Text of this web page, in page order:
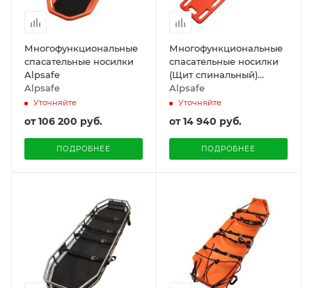
Многофункциональные
спасательные носилки
Alpsafe
Alpsafe
Уточняйте
от106 200 руб.
ПОДРОБНЕЕ
Многофункциональные
спасательные носилки
(Щит спинальный)
Alpsafe
Alpsafe
Уточняйте
от14 940 руб.
ПОДРОБНЕЕ